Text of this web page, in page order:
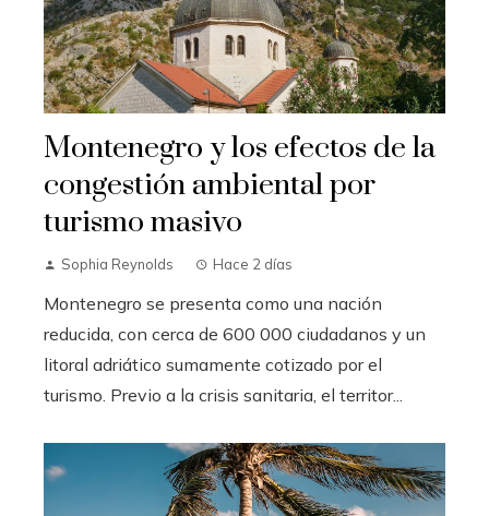
Montenegro y los efectos de la
congestión ambiental por
turismo masivo
Sophia Reynolds Hace 2 días
Montenegro se presenta como una nación
reducida, con cerca de 600 000 ciudadanos y un
litoral adriático sumamente cotizado por el
turismo. Previo a la crisis sanitaria, el territor...